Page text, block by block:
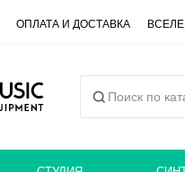
ОПЛАТА И ДОСТАВКА